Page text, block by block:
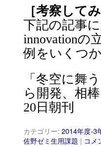
［考察して
下記の記事
innovationの
例をいくつ
「冬空に舞
ら開発、相
20日朝刊
カテゴリー: 2014年度-3
佐野ゼミ生用課題 | コメ